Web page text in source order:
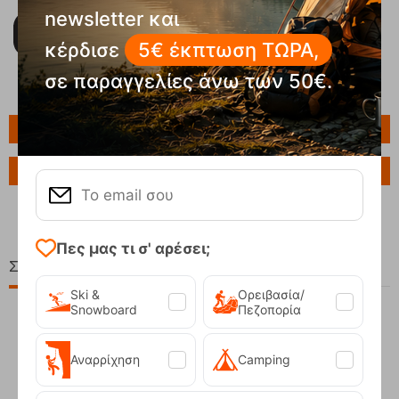
Πληροφορίες
Ερώτηση για το προϊόν
Σχετικά Προϊόντα
newsletter και
κέρδισε
5€ έκπτωση ΤΩΡΑ,
σε παραγγελίες άνω των 50€.
Πες μας τι σ' αρέσει;
Ski &
Snowboard
Ορειβασία/
Πεζοπορία
Αναρρίχηση Camping